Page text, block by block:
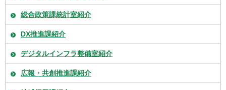
総合政策課統計室紹介
DX推進課紹介
デジタルインフラ整備室紹介
広報・共創推進課紹介